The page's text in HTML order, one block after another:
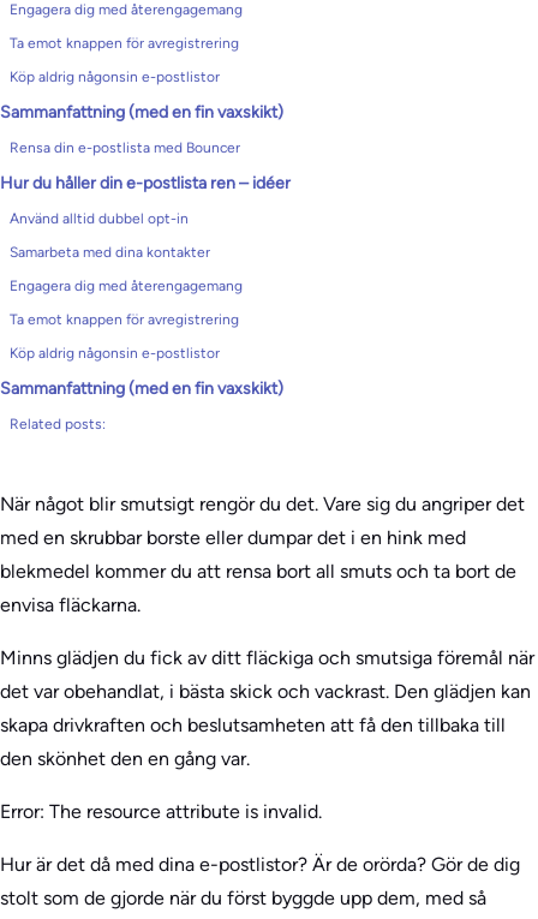
Engagera dig med återengagemang
Ta emot knappen för avregistrering
Köp aldrig någonsin e-postlistor
Sammanfattning (med en fin vaxskikt)
Rensa din e-postlista med Bouncer
Hur du håller din e-postlista ren – idéer
Använd alltid dubbel opt-in
Samarbeta med dina kontakter
Engagera dig med återengagemang
Ta emot knappen för avregistrering
Köp aldrig någonsin e-postlistor
Sammanfattning (med en fin vaxskikt)
Related posts:
När något blir smutsigt rengör du det. Vare sig du angriper det
med en skrubbar borste eller dumpar det i en hink med
blekmedel kommer du att rensa bort all smuts och ta bort de
envisa fläckarna.
Minns glädjen du fick av ditt fläckiga och smutsiga föremål när
det var obehandlat, i bästa skick och vackrast. Den glädjen kan
skapa drivkraften och beslutsamheten att få den tillbaka till
den skönhet den en gång var.
Error: The resource attribute is invalid.
Hur är det då med dina e-postlistor? Är de orörda? Gör de dig
stolt som de gjorde när du först byggde upp dem, med så